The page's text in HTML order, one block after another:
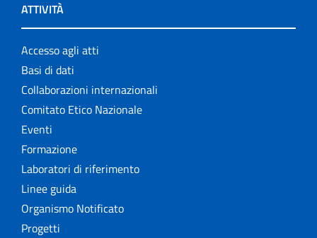
ATTIVITÀ
Accesso agli atti
Basi di dati
Collaborazioni internazionali
Comitato Etico Nazionale
Eventi
Formazione
Laboratori di riferimento
Linee guida
Organismo Notificato
Progetti